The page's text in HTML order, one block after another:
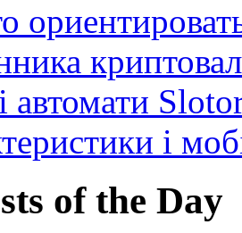
автомати
і
of the Day